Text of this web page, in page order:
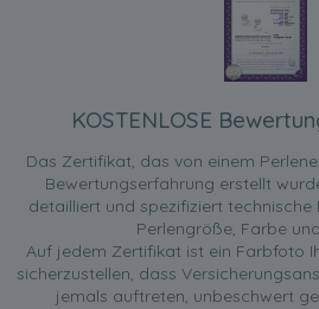
KOSTENLOSE
Das Zertifikat, das von einem
Bewertungserfahrung erstellt
detailliert und spezifiziert technische
Perlengröße, Farbe
Auf jedem Zertifikat ist ein Farbfoto
sicherzustellen, dass
jemals auftreten, unbeschwert